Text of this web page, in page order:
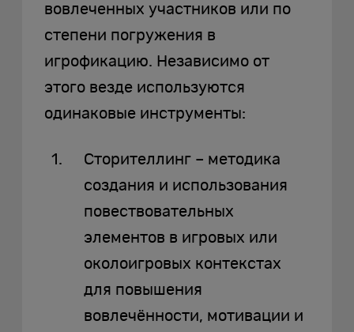
вовлеченных участников или по
степени погружения в
игрофикацию. Независимо от
этого везде используются
одинаковые инструменты:
Сторителлинг – методика
создания и использования
повествовательных
элементов в игровых или
околоигровых контекстах
для повышения
вовлечённости, мотивации и